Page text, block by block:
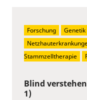
Blind
1)
Forschung Genetik
Stammzelltherapie